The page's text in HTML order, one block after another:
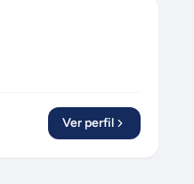
Ver perfil